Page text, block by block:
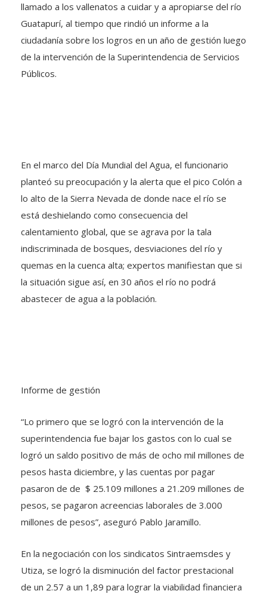
llamado a los vallenatos a cuidar y a apropiarse del río
Guatapurí, al tiempo que rindió un informe a la
ciudadanía sobre los logros en un año de gestión luego
de la intervención de la Superintendencia de Servicios
Públicos.
En el marco del Día Mundial del Agua, el funcionario
planteó su preocupación y la alerta que el pico Colón a
lo alto de la Sierra Nevada de donde nace el río se
está deshielando como consecuencia del
calentamiento global, que se agrava por la tala
indiscriminada de bosques, desviaciones del río y
quemas en la cuenca alta; expertos manifiestan que si
la situación sigue así, en 30 años el río no podrá
abastecer de agua a la población.
Informe de gestión
“Lo primero que se logró con la intervención de la
superintendencia fue bajar los gastos con lo cual se
logró un saldo positivo de más de ocho mil millones de
pesos hasta diciembre, y las cuentas por pagar
pasaron de de $ 25.109 millones a 21.209 millones de
pesos, se pagaron acreencias laborales de 3.000
millones de pesos”, aseguró Pablo Jaramillo.
En la negociación con los sindicatos Sintraemsdes y
Utiza, se logró la disminución del factor prestacional
de un 2.57 a un 1,89 para lograr la viabilidad financiera